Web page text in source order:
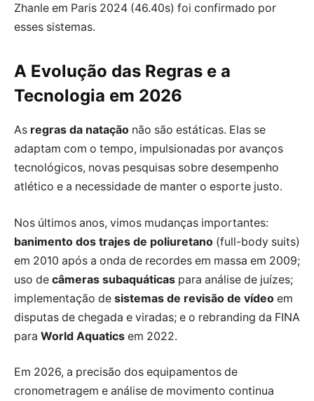
Zhanle em Paris 2024 (46.40s) foi confirmado por
esses sistemas.
A Evolução das Regras e a
Tecnologia em 2026
As regras da natação não são estáticas. Elas se
adaptam com o tempo, impulsionadas por avanços
tecnológicos, novas pesquisas sobre desempenho
atlético e a necessidade de manter o esporte justo.
Nos últimos anos, vimos mudanças importantes:
banimento dos trajes de poliuretano (full-body suits)
em 2010 após a onda de recordes em massa em 2009;
uso de câmeras subaquáticas para análise de juízes;
implementação de sistemas de revisão de vídeo em
disputas de chegada e viradas; e o rebranding da FINA
para World Aquatics em 2022.
Em 2026, a precisão dos equipamentos de
cronometragem e análise de movimento continua